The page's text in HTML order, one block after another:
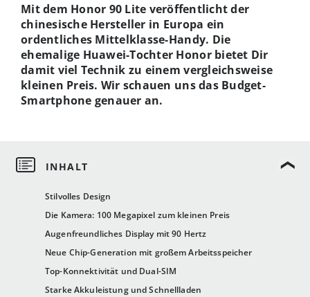
Stilvolles Design
Die Kamera: 100 Megapixel zum kleinen Preis
Augenfreundliches Display mit 90 Hertz
Neue Chip-Generation mit großem Arbeitsspeicher
Top-Konnektivität und Dual-SIM
Starke Akkuleistung und Schnellladen
Mit dem Honor 90 Lite veröffentlicht der
chinesische Hersteller in Europa ein
ordentliches Mittelklasse-Handy. Die
ehemalige Huawei-Tochter Honor bietet Dir
damit viel Technik zu einem vergleichsweise
kleinen Preis. Wir schauen uns das Budget-
Smartphone genauer an.